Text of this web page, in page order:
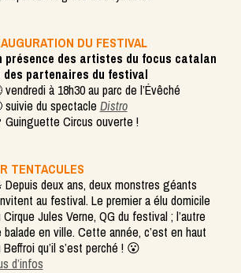
DU FESTIVAL
présence des artistes du focus catalan
des partenaires du festival
vendredi à 18h30 au parc de l’Évêché
suivie du spectacle Distro
Guinguette Circus ouverte !
TENTACULES
Depuis deux ans, deux monstres géants
au festival. Le premier a élu domicile
Cirque Jules Verne, QG du festival ; l’autre
balade en ville. Cette année, c’est en haut
Beffroi qu’il s’est perché ! 😮
d’infos